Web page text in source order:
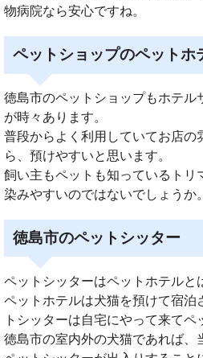
物病院なら安心ですね。
ペットショップのペットホ
徳島市のペットショップもホテル
が時々あります。
普段からよく利用していてお店の
ら、預けやすいと思います。
飼い主もペットも知っているトリ
染みやすいのではないでしょうか。
徳島市のペットシッター
ペットシッターはペットホテルと
ペットホテルは犬猫を預けて宿泊
トシッターは自宅にやって来てペ
徳島市の室内外の犬猫であれば、